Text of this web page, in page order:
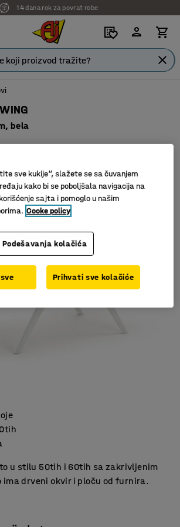
14 dana rok za povrat robe
bela
u stilu 50tih i 60tih sa zakrivljenim
ima drveni okvir i ploču od furnira.
sve kukije“, slažete se sa čuvanjem
kako bi se poboljšala navigacija na
sajta i pomoglo u našim
Cooke policy
Podešavanja kolačića
Prihvati sve kolačiće